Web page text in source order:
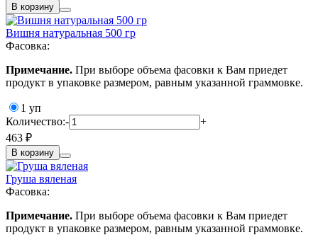
В корзину
Вишня натуральная 500 гр
Фасовка:
Примечание. При выборе объема фасовки к Вам приедет
продукт в упаковке размером, равным указанной граммовке.
1 уп
Количество:-
+
463 ₽
В корзину
Груша вяленая
Фасовка:
Примечание. При выборе объема фасовки к Вам приедет
продукт в упаковке размером, равным указанной граммовке.